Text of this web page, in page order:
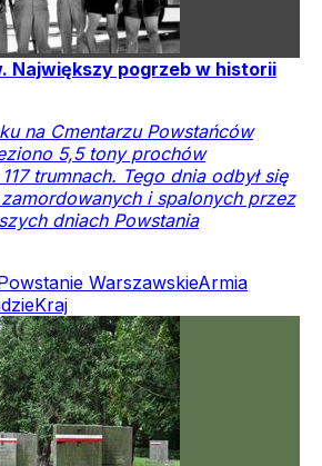
Największy pogrzeb w historii
na Cmentarzu Powstańców
5,5 tony prochów
trumnach. Tego dnia odbył się
i spalonych przez
dniach Powstania
WarszawskieArmia
Kraj